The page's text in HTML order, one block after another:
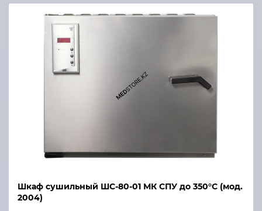
Шкаф сушильный ШС-80-01 МК СПУ до 350°С (мод.
2004)